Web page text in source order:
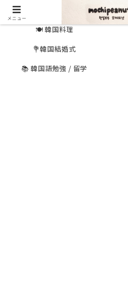
🍽 韓国料理
💐韓国結婚式
📚 韓国語勉強 / 留学
メニュー